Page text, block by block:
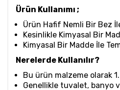
Ürün Kullanımı ;
Ürün Hafif Nemli Bir Bez
Kesinlikle Kimyasal Bir
Kimyasal Bir Madde İle
Nerelerde Kullanılır?
Bu ürün malzeme olarak
Genellikle tuvalet, banyo